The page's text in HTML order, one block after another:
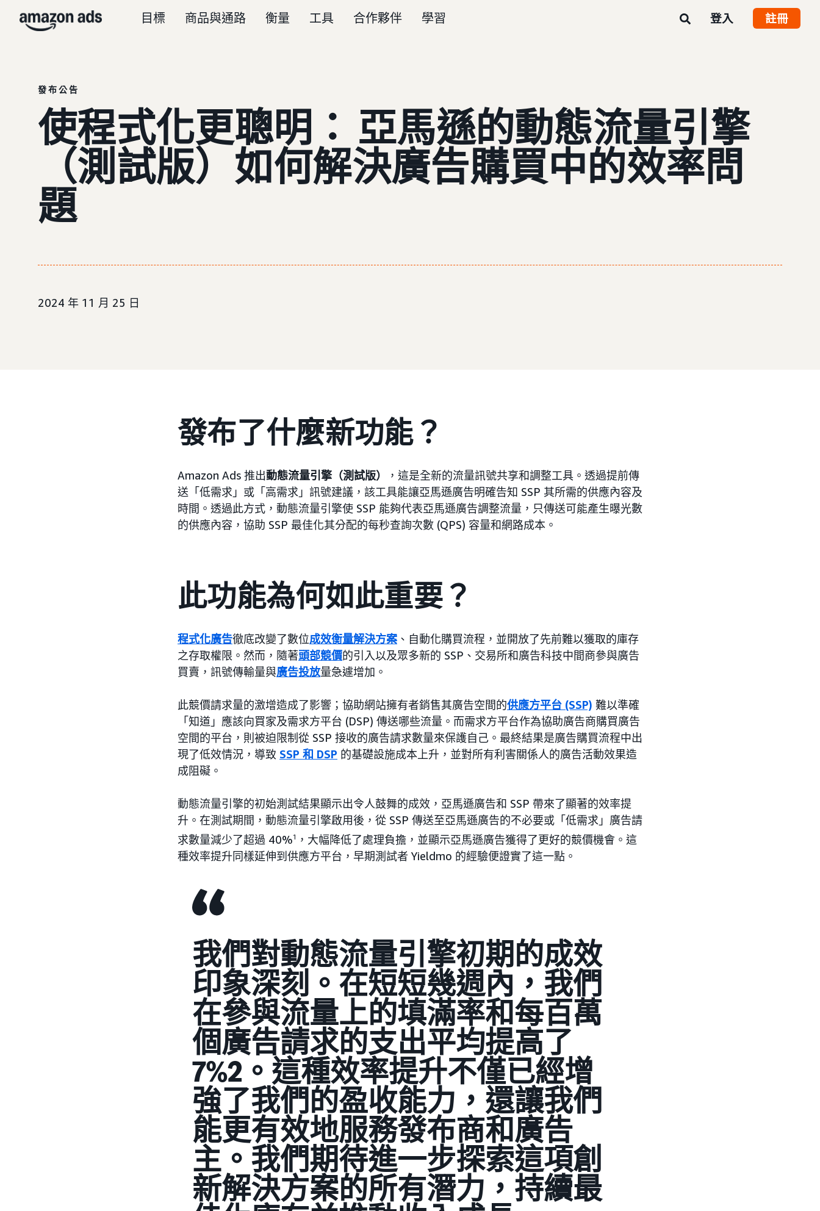
目標 商品與通路 衡量 工具 合作夥伴 學習 登入 註冊
發布公告
使程式化更聰明： 亞馬遜的動態流量引擎
（測試版）如何解決廣告購買中的效率問
題
2024 年 11 月 25 日
發布了什麼新功能？
Amazon Ads 推出動態流量引擎（測試版）
，這是全新的流量訊號共享和調整工具。透過提前傳
送「低需求」或「高需求」訊號建議，該工具能讓亞馬遜廣告明確告知 SSP 其所需的供應內容及
時間。透過此方式，動態流量引擎使 SSP 能夠代表亞馬遜廣告調整流量，只傳送可能產生曝光數
的供應內容，協助 SSP 最佳化其分配的每秒查詢次數 (QPS) 容量和網路成本。
此功能為何如此重要？
程式化廣告徹底改變了數位成效衡量解決方案 、自動化購買流程，並開放了先前難以獲取的庫存
之存取權限。然而，隨著頭部競價的引入以及眾多新的 SSP、交易所和廣告科技中間商參與廣告
買賣，訊號傳輸量與廣告投放量急遽增加。
此競價請求量的激增造成了影響；協助網站擁有者銷售其廣告空間的供應方平台 (SSP) 難以準確
「知道」應該向買家及需求方平台 (DSP) 傳送哪些流量。而需求方平台作為協助廣告商購買廣告
空間的平台，則被迫限制從 SSP 接收的廣告請求數量來保護自己。最終結果是廣告購買流程中出
現了低效情況，導致 SSP 和 DSP 的基礎設施成本上升，並對所有利害關係人的廣告活動效果造
成阻礙。
動態流量引擎的初始測試結果顯示出令人鼓舞的成效，亞馬遜廣告和 SSP 帶來了顯著的效率提
升。在測試期間，動態流量引擎啟用後，從 SSP 傳送至亞馬遜廣告的不必要或「低需求」廣告請
求數量減少了超過 40%1
，大幅降低了處理負擔，並顯示亞馬遜廣告獲得了更好的競價機會。這
種效率提升同樣延伸到供應方平台，早期測試者 Yieldmo 的經驗便證實了這一點。
我們對動態流量引擎初期的成效
印象深刻。在短短幾週內，我們
在參與流量上的填滿率和每百萬
個廣告請求的支出平均提高了
7%2。這種效率提升不僅已經增
強了我們的盈收能力，還讓我們
能更有效地服務發布商和廣告
主。我們期待進一步探索這項創
新解決方案的所有潛力，持續最